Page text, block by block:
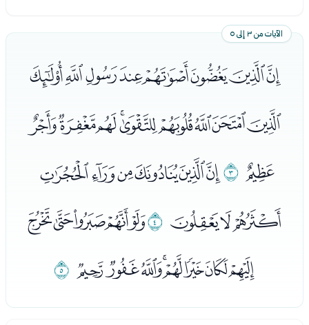
الآيات من ٣ إلى ٥
ﯘﯙﯚﯛﯜﯝﯞﯟ
ﯠﯡﯢﯣﯤﯥﯦﯧﯨ
ﯩﯪﯫﯬﯭﯮﯯﯰ
ﯱﯲﯳ ﯴﭑﭒﭓﭔﭕ
ﭖﭗﭘﭙﭚﭛﭜﭝ ﭞ